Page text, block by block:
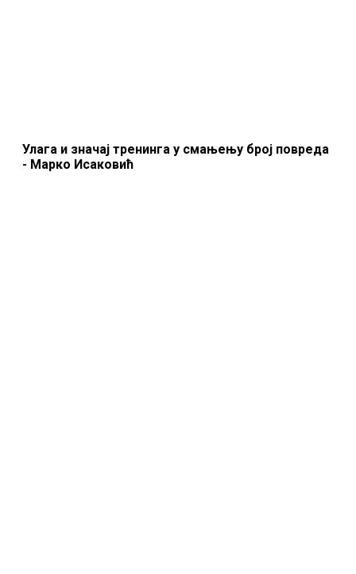
Улага и значај тренинга у смањењу број повреда
- Марко Исаковић